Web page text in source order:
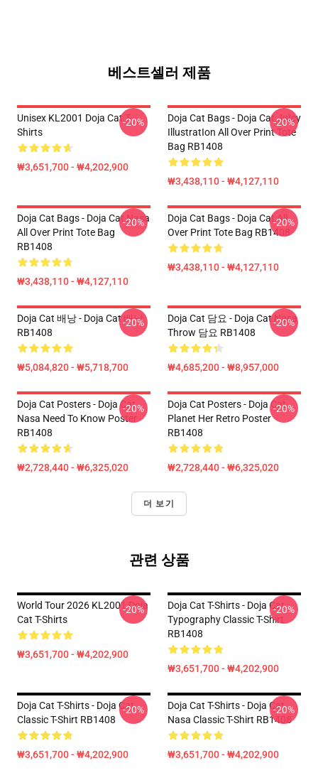
베스트셀러 제품
Unisex KL2001 Doja Cat T-
Shirts
₩3,651,700 - ₩4,202,900
-20%
Doja Cat Bags - Doja Cat JuIcy
IllustratIon All Over Print Tote
Bag RB1408
₩3,438,110 - ₩4,127,110
-20%
Doja Cat Bags - Doja Cat Nasa
All Over Print Tote Bag
RB1408
₩3,438,110 - ₩4,127,110
-20%
Doja Cat Bags - Doja Cat All
Over Print Tote Bag RB1408
₩3,438,110 - ₩4,127,110
-20%
Doja Cat 배낭 - Doja Cat 배낭
RB1408
₩5,084,820 - ₩5,718,700
-20%
Doja Cat 담요 - Doja Cat Nasa
Throw 담요 RB1408
₩4,685,200 - ₩8,957,000
-20%
Doja Cat Posters - Doja Cat
Nasa Need To Know Poster
RB1408
₩2,728,440 - ₩6,325,020
-20%
Doja Cat Posters - Doja Cat
Planet Her Retro Poster
RB1408
₩2,728,440 - ₩6,325,020
-20%
더 보기
관련 상품
World Tour 2026 KL2001 Doja
Cat T-Shirts
₩3,651,700 - ₩4,202,900
-20%
Doja Cat T-Shirts - Doja Cat
Typography Classic T-Shirt
RB1408
₩3,651,700 - ₩4,202,900
-20%
Doja Cat T-Shirts - Doja Cat
Classic T-Shirt RB1408
₩3,651,700 - ₩4,202,900
-20%
Doja Cat T-Shirts - Doja Cat
Nasa Classic T-Shirt RB1408
₩3,651,700 - ₩4,202,900
-20%